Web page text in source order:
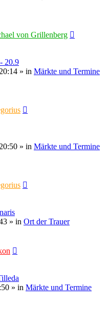
von Grillenberg
20.9
» in Märkte und Termine
» in Märkte und Termine
» in Ort der Trauer
» in Märkte und Termine